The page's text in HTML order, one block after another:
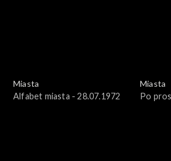
Miasta
Alfabet miasta - 28.07.1972
Miasta
Po